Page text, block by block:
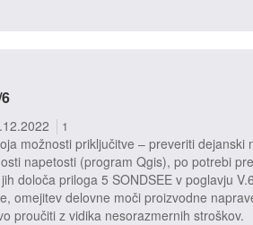
1
možnosti priključitve – preveriti
napetosti (program Qgis), po potrebi
določa priloga 5 SONDSEE v poglavju
omejitev delovne moči proizvodne
proučiti z vidika nesorazmernih stroškov.